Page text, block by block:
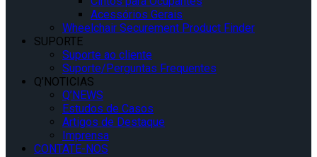
Acessórios Gerais
Wheelchair Securement Product Finder
SUPORTE
Suporte ao cliente
Suporte/Perguntas Frequentes
Q’NOTICIAS
Q’NEWS
Estudos de Casos
Artigos de Destaque
Imprensa
CONTATE-NOS